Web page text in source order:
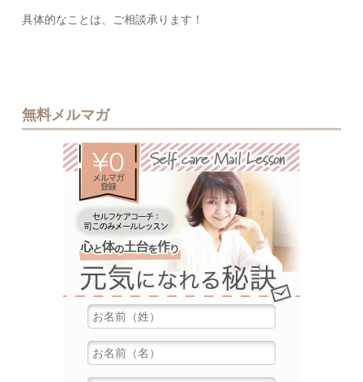
具体的なことは、ご相談承ります！
無料メルマガ